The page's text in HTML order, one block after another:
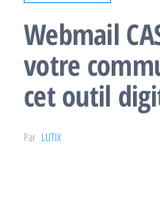
Webmail
votre
cet outil
Par LUTIX